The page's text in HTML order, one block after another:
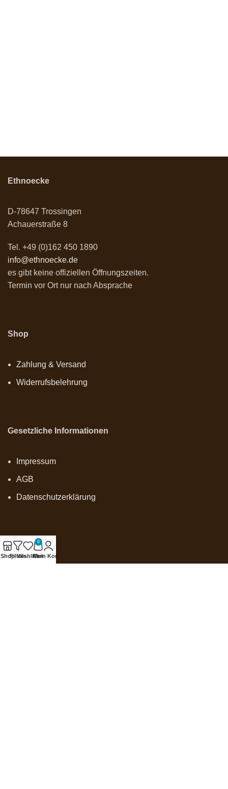
Ethnoecke
D-78647 Trossingen
Achauerstraße 8
Tel. +49 (0)162 450 1890
info@ethnoecke.de
es gibt keine offiziellen Öffnungszeiten.
Termin vor Ort nur nach Absprache
Shop
Zahlung & Versand
Widerrufsbelehrung
Gesetzliche Informationen
Impressum
AGB
Datenschutzerklärung
Onlineshop
ShopFiltersWishlist
0
Cart
Mein Konto